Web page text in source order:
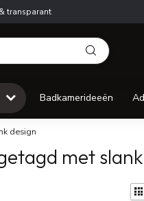
transparant
Badkamerideeën
design
met